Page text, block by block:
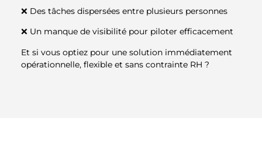
❌ Des tâches dispersées entre plusieurs personnes
❌ Un manque de visibilité pour piloter efficacement
Et si vous optiez pour une solution immédiatement
opérationnelle, flexible et sans contrainte RH ?